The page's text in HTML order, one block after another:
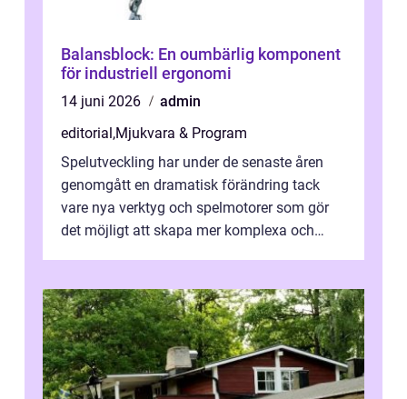
Balansblock: En oumbärlig komponent
för industriell ergonomi
14 juni 2026
admin
editorial,Mjukvara & Program
Spelutveckling har under de senaste åren
genomgått en dramatisk förändring tack
vare nya verktyg och spelmotorer som gör
det möjligt att skapa mer komplexa och